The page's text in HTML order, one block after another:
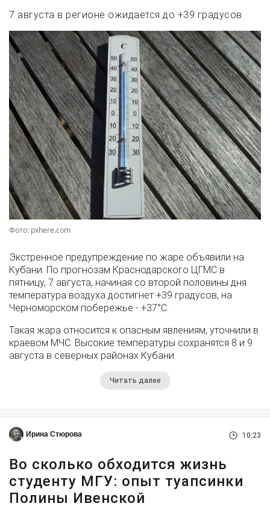
7 августа в регионе ожидается до +39 градусов
Фото: pxhere.com
Экстренное предупреждение по жаре объявили на
Кубани. По прогнозам Краснодарского ЦГМС в
пятницу, 7 августа, начиная со второй половины дня
температура воздуха достигнет +39 градусов, на
Черноморском побережье - +37°­С.
Такая жара относится к опасным явлениям, уточнили в
краевом МЧС. Высокие температуры сохранятся 8 и 9
августа в северных районах Кубани.
Читать далее
Ирина Стюрова 10:23
Во сколько обходится жизнь
студенту МГУ: опыт туапсинки
Полины Ивенской